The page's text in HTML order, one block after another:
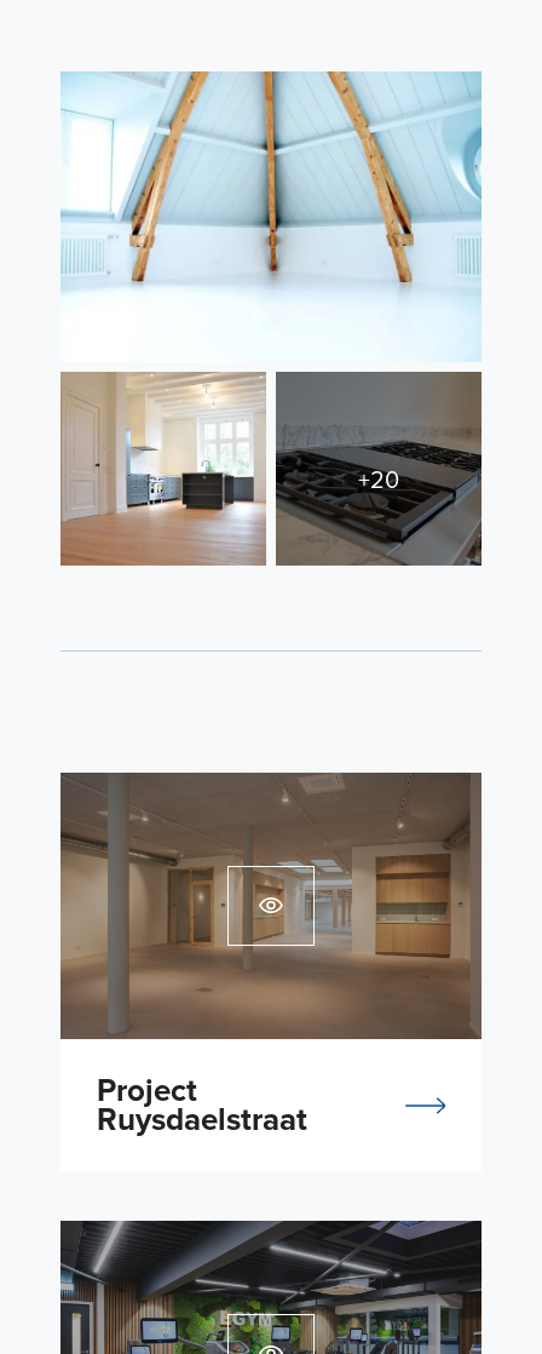
Vacatures
Contact
+20
Project
Ruysdaelstraat